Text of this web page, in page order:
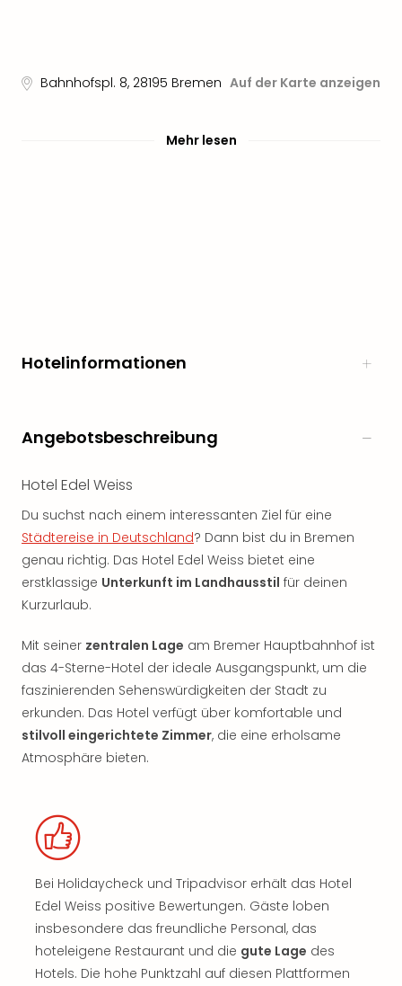
Bahnhofspl. 8, 28195 Bremen Auf der Karte anzeigen
Mehr lesen
Hotelinformationen
Angebotsbeschreibung
Hotel Edel Weiss
Du suchst nach einem interessanten Ziel für eine
Städtereise in Deutschland? Dann bist du in Bremen
genau richtig. Das Hotel Edel Weiss bietet eine
erstklassige Unterkunft im Landhausstil für deinen
Kurzurlaub.
Mit seiner zentralen Lage am Bremer Hauptbahnhof ist
das 4-Sterne-Hotel der ideale Ausgangspunkt, um die
faszinierenden Sehenswürdigkeiten der Stadt zu
erkunden. Das Hotel verfügt über komfortable und
stilvoll eingerichtete Zimmer, die eine erholsame
Atmosphäre bieten.
Bei Holidaycheck und Tripadvisor erhält das Hotel
Edel Weiss positive Bewertungen. Gäste loben
insbesondere das freundliche Personal, das
hoteleigene Restaurant und die gute Lage des
Hotels. Die hohe Punktzahl auf diesen Plattformen